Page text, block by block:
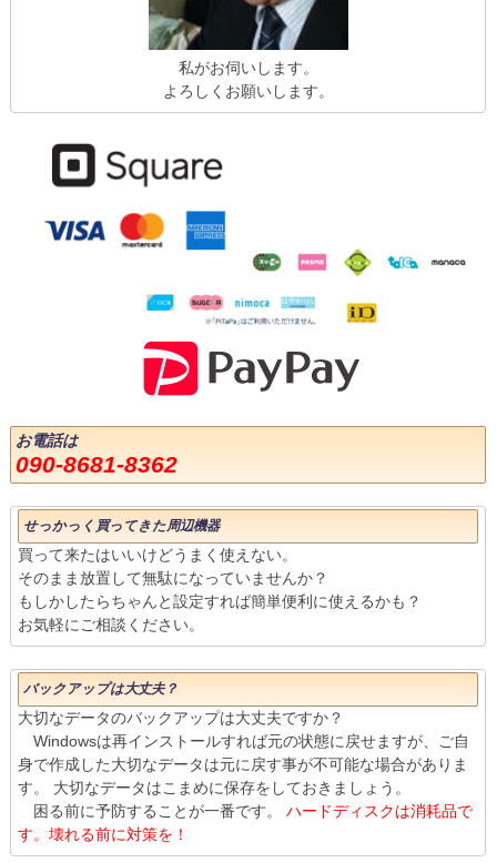
私がお伺いします。
よろしくお願いします。
お電話は
090-8681-8362
せっかっく買ってきた周辺機器
買って来たはいいけどうまく使えない。
そのまま放置して無駄になっていませんか？
もしかしたらちゃんと設定すれば簡単便利に使えるかも？
お気軽にご相談ください。
バックアップは大丈夫？
大切なデータのバックアップは大丈夫ですか？
Windowsは再インストールすれば元の状態に戻せますが、ご自
身で作成した大切なデータは元に戻す事が不可能な場合がありま
す。 大切なデータはこまめに保存をしておきましょう。
困る前に予防することが一番です。 ハードディスクは消耗品で
す。壊れる前に対策を！